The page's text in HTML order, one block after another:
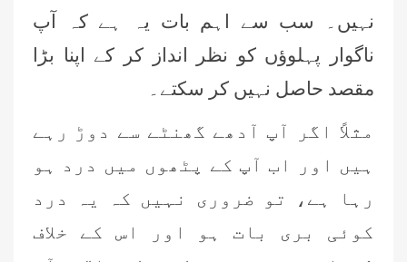
نہیں۔ سب سے اہم بات یہ ہے کہ آپ
ناگوار پہلوؤں کو نظر انداز کر کے اپنا بڑا
مقصد حاصل نہیں کر سکتے۔
مثلاً اگر آپ آدھے گھنٹے سے دوڑ رہے
ہیں اور اب آپ کے پٹھوں میں درد ہو
رہا ہے، تو ضروری نہیں کہ یہ درد
کوئی بری بات ہو اور اس کے خلاف